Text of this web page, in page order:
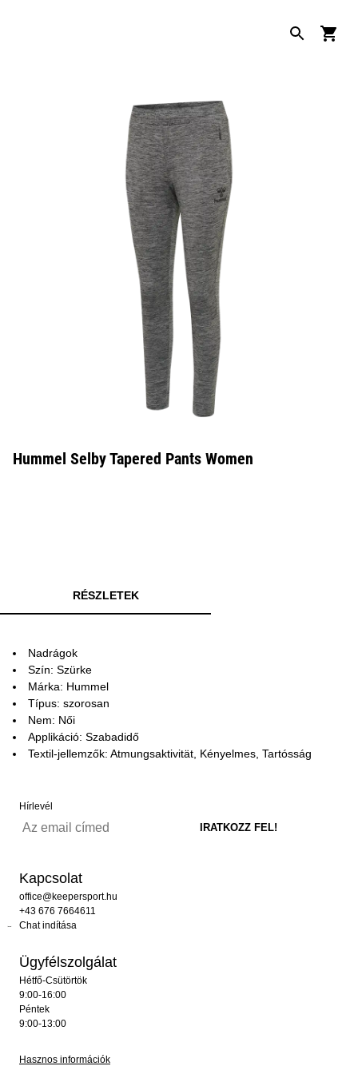
Hummel Selby Tapered Pants Women
RÉSZLETEK
Nadrágok
Szín: Szürke
Márka: Hummel
Típus: szorosan
Nem: Női
Applikáció: Szabadidő
Textil-jellemzők: Atmungsaktivität, Kényelmes, Tartósság
Hírlevél
Kapcsolat
office@keepersport.hu
+43 676 7664611
Chat indítása
Ügyfélszolgálat
Hétfő-Csütörtök
9:00-16:00
Péntek
9:00-13:00
Hasznos információk